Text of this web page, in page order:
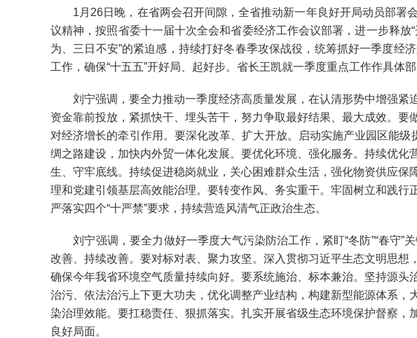
1月26日晚，在省两会召开间隙，全省推动新一年良好开局动员部署
议精神，按照省委十一届十次全会和省委经济工作会议部署，进一步释放
为、三日不安”的紧迫感，持续打好冬春季攻保战役，统筹抓好一季度
工作，确保“十五五”开好局、起好步。省长王凯就一季度重点工作作具体
刘宁强调，要全力推动一季度经济高质量发展，在认清形势中增强紧
资金靠前投放，紧抓快干、埋头苦干，努力争取最好结果、最大成效。
对经济增长的牵引作用。要深化改革、扩大开放。启动实施产业园区能
绸之路建设，加快内外贸一体化发展。要优化环境、强化服务。持续优
生、守牢底线。持续促进稳岗就业，关心困难群众生活，强化物资供应
理和党建引领基层高效能治理。要转变作风、务实重干。牢固树立和践
严落实四个“十严禁”要求，持续营造风清气正政治生态。
刘宁强调，要全力做好一季度大气污染防治工作，紧盯“冬防”“春守”
改善、持续改善。要对标对表、聚力攻坚。深入贯彻习近平生态文明思
确保今年我省环境空气质量持续向好。要系统施治、标本兼治。坚持源
治污、依法治污上下更大功夫，优化调整产业结构，构建新型能源体系
染治理效能。要扛稳责任、狠抓落实。扎实开展省级生态环境保护督察
良好局面。